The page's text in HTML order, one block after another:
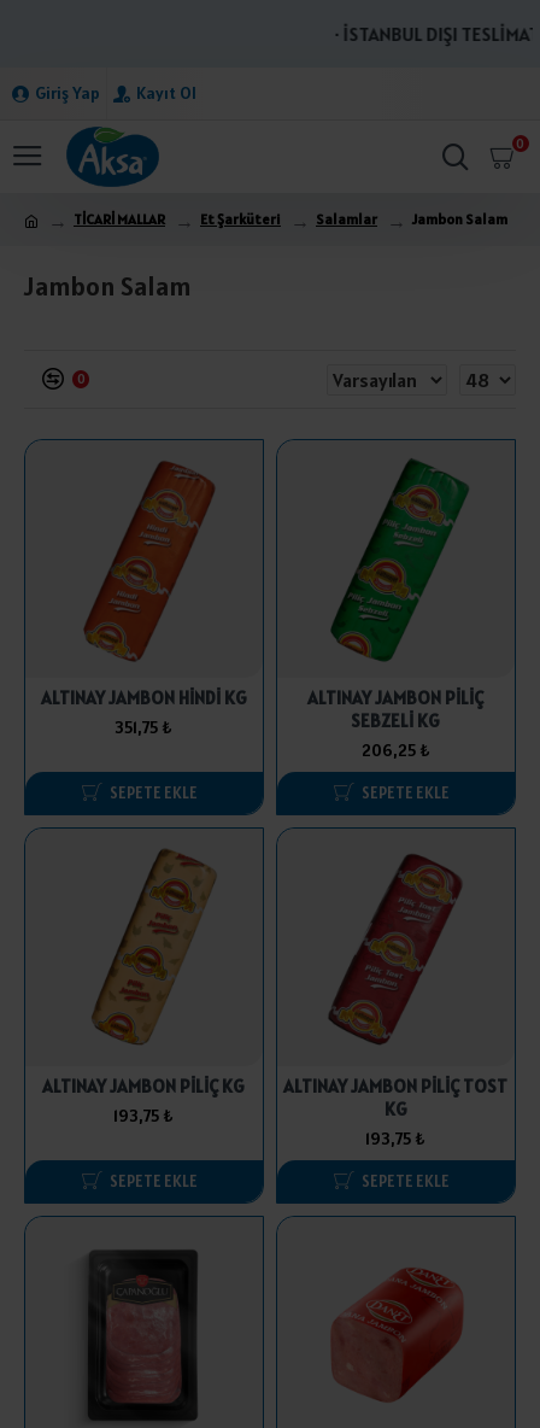
· İSTANBUL DIŞI
Giriş Yap Kayıt Ol
0
TİCARİ MALLAR Et Şarküteri Salamlar Jambon Salam
Jambon Salam
0
ALTINAY JAMBON HİNDİ KG
351,75 ₺
SEPETE EKLE
ALTINAY JAMBON PİLİÇ
SEBZELİ KG
206,25 ₺
SEPETE EKLE
ALTINAY JAMBON PİLİÇ KG
193,75 ₺
SEPETE EKLE
ALTINAY JAMBON PİLİÇ TOST
KG
193,75 ₺
SEPETE EKLE